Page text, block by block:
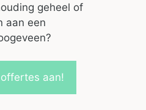
geheel of
aan een
aan!